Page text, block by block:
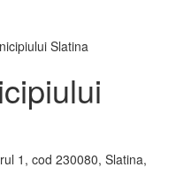
1, cod 230080, Slatina,